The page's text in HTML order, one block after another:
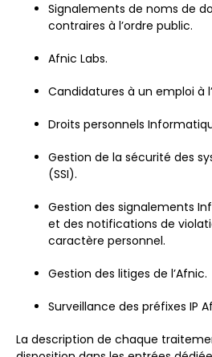
Signalements de noms de
contraires à l’ordre public.
Afnic Labs.
Candidatures à un emploi à
Droits personnels
Gestion de la sécurité des
(SSI).
Gestion des signalements
et des notifications de
caractère personnel.
Gestion des litiges de l’Afnic.
Surveillance des préfixes IP
La description de chaque